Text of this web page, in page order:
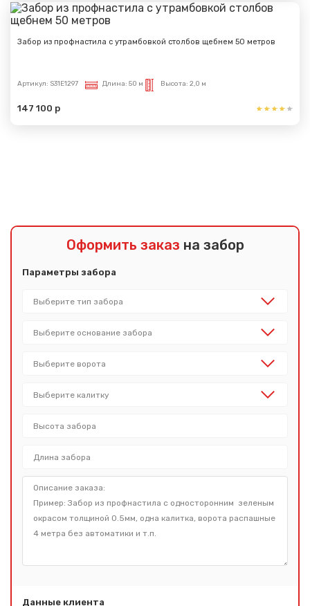
Забор из профнастила с утрамбовкой столбов щебнем 50 метров
Артикул: S31E1297 Длина: 50 м Высота: 2,0 м
147 100 р
Оформить заказ на забор
Параметры забора
Данные клиента